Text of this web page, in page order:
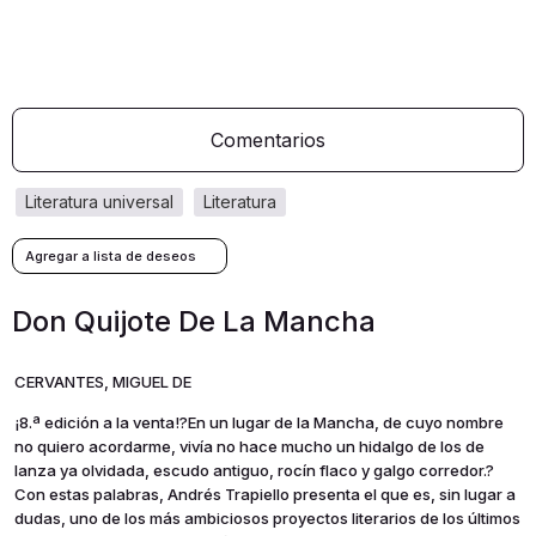
Comentarios
literatura
literatura universal
Don Quijote De La Mancha
CERVANTES, MIGUEL DE
¡8.ª edición a la venta!?En un lugar de la Mancha, de cuyo nombre
no quiero acordarme, vivía no hace mucho un hidalgo de los de
lanza ya olvidada, escudo antiguo, rocín flaco y galgo corredor.?
Con estas palabras, Andrés Trapiello presenta el que es, sin lugar a
dudas, uno de los más ambiciosos proyectos literarios de los últimos